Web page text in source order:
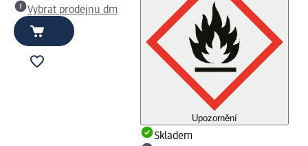
Vybrat prodejnu dm
Upozornění
Skladem